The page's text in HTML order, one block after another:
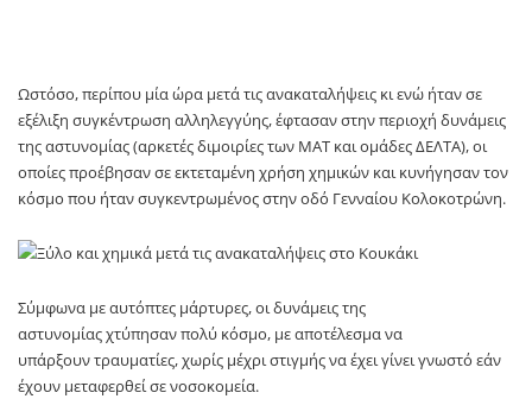
Ωστόσο, περίπου μία ώρα μετά τις ανακαταλήψεις κι ενώ ήταν σε
εξέλιξη συγκέντρωση αλληλεγγύης, έφτασαν στην περιοχή δυνάμεις
της αστυνομίας (αρκετές διμοιρίες των ΜΑΤ και ομάδες ΔΕΛΤΑ), οι
οποίες προέβησαν σε εκτεταμένη χρήση χημικών και κυνήγησαν τον
κόσμο που ήταν συγκεντρωμένος στην οδό Γενναίου Κολοκοτρώνη.
Σύμφωνα με αυτόπτες μάρτυρες, οι δυνάμεις της
αστυνομίας χτύπησαν πολύ κόσμο, με αποτέλεσμα να
υπάρξουν τραυματίες, χωρίς μέχρι στιγμής να έχει γίνει γνωστό εάν
έχουν μεταφερθεί σε νοσοκομεία.